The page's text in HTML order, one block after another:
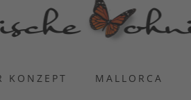
KONZEPT MALLORCA